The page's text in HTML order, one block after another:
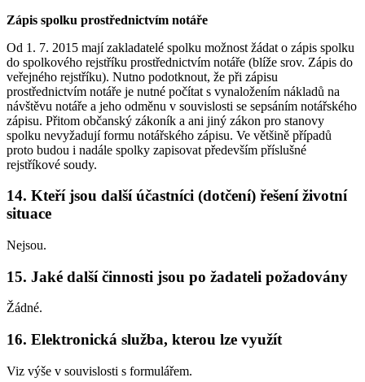
Zápis spolku prostřednictvím notáře
Od 1. 7. 2015 mají zakladatelé spolku možnost žádat o zápis spolku
do spolkového rejstříku prostřednictvím notáře (blíže srov. Zápis do
veřejného rejstříku). Nutno podotknout, že při zápisu
prostřednictvím notáře je nutné počítat s vynaložením nákladů na
návštěvu notáře a jeho odměnu v souvislosti se sepsáním notářského
zápisu. Přitom občanský zákoník a ani jiný zákon pro stanovy
spolku nevyžadují formu notářského zápisu. Ve většině případů
proto budou i nadále spolky zapisovat především příslušné
rejstříkové soudy.
14. Kteří jsou další účastníci (dotčení) řešení životní
situace
Nejsou.
15. Jaké další činnosti jsou po žadateli požadovány
Žádné.
16. Elektronická služba, kterou lze využít
Viz výše v souvislosti s formulářem.